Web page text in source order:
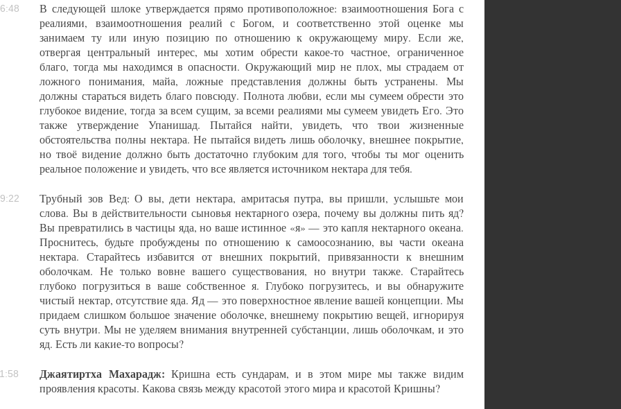
В следующей шлоке утверждается прямо противоположное: взаимоотношения Бога с
реалиями, взаимоотношения реалий с Богом, и соответственно этой оценке мы
занимаем ту или иную позицию по отношению к окружающему миру. Если же,
отвергая центральный интерес, мы хотим обрести какое-то частное, ограниченное
благо, тогда мы находимся в опасности. Окружающий мир не плох, мы страдаем от
ложного понимания, майа, ложные представления должны быть устранены. Мы
должны стараться видеть благо повсюду. Полнота любви, если мы сумеем обрести это
глубокое видение, тогда за всем сущим, за всеми реалиями мы сумеем увидеть Его. Это
также утверждение Упанишад. Пытайся найти, увидеть, что твои жизненные
обстоятельства полны нектара. Не пытайся видеть лишь оболочку, внешнее покрытие,
но твоё видение должно быть достаточно глубоким для того, чтобы ты мог оценить
реальное положение и увидеть, что все является источником нектара для тебя.
Трубный зов Вед: О вы, дети нектара, амритасья путра, вы пришли, услышьте мои
слова. Вы в действительности сыновья нектарного озера, почему вы должны пить яд?
Вы превратились в частицы яда, но ваше истинное «я» — это капля нектарного океана.
Проснитесь, будьте пробуждены по отношению к самоосознанию, вы части океана
нектара. Старайтесь избавится от внешних покрытий, привязанности к внешним
оболочкам. Не только вовне вашего существования, но внутри также. Старайтесь
глубоко погрузиться в ваше собственное я. Глубоко погрузитесь, и вы обнаружите
чистый нектар, отсутствие яда. Яд — это поверхностное явление вашей концепции. Мы
придаем слишком большое значение оболочке, внешнему покрытию вещей, игнорируя
суть внутри. Мы не уделяем внимания внутренней субстанции, лишь оболочкам, и это
яд. Есть ли какие-то вопросы?
Джаятиртха Махарадж: Кришна есть сундарам, и в этом мире мы также видим
проявления красоты. Какова связь между красотой этого мира и красотой Кришны?